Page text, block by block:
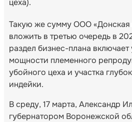
цеха).
Такую же сумму ООО «Донская
вложить в третью очередь в
раздел бизнес-плана
мощности племенного
убойного цеха и участка
индейки.
В среду, 17 марта, Александр
губернатором Воронежской